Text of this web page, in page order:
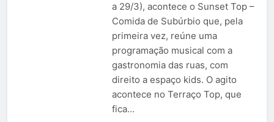
a 29/3), acontece o Sunset Top –
Comida de Subúrbio que, pela
primeira vez, reúne uma
programação musical com a
gastronomia das ruas, com
direito a espaço kids. O agito
acontece no Terraço Top, que
fica…